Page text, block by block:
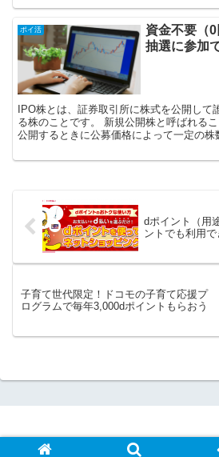
ポイ活
資金不要（
抽選に参加
IPO株とは、証券取引所に株式を公開して
る株のことです。 新規公開株と呼ばれる
公開するときに公募価格によって一定の株
dポイント（用
ントでも利用で
子育て世代限定！ドコモの子育て応援プ
ログラムで毎年3,000dポイントもらおう
© 2019-2026 暗号資産ア